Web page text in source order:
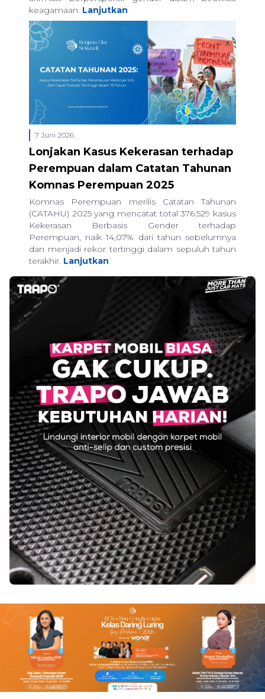
keagamaan. Lanjutkan
7 Juni 2026
Lonjakan Kasus Kekerasan terhadap
Perempuan dalam Catatan Tahunan
Komnas Perempuan 2025
Komnas Perempuan merilis Catatan Tahunan
(CATAHU) 2025 yang mencatat total 376.529 kasus
Kekerasan Berbasis Gender terhadap
Perempuan, naik 14,07% dari tahun sebelumnya
dan menjadi rekor tertinggi dalam sepuluh tahun
terakhir. Lanjutkan